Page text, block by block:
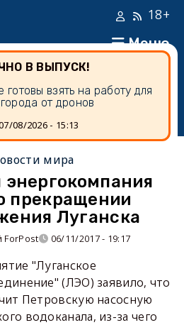
Меню
18+
В ВЫПУСК!
готовы взять на работу для
от дронов
08/2026 - 15:13
мира
энергокомпания
прекращении
Луганска
ForPost 06/11/2017 - 19:17
"Луганское
(ЛЭО) заявило, что
Петровскую насосную
водоканала, из-за чего